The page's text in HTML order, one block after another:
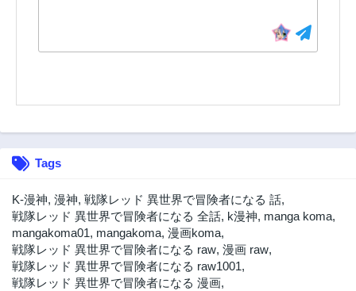
Tags
K-漫神, 漫神, 戦隊レッド 異世界で冒険者になる 話,
戦隊レッド 異世界で冒険者になる 全話, k漫神, manga koma,
mangakoma01, mangakoma, 漫画koma,
戦隊レッド 異世界で冒険者になる raw, 漫画 raw,
戦隊レッド 異世界で冒険者になる raw1001,
戦隊レッド 異世界で冒険者になる 漫画,